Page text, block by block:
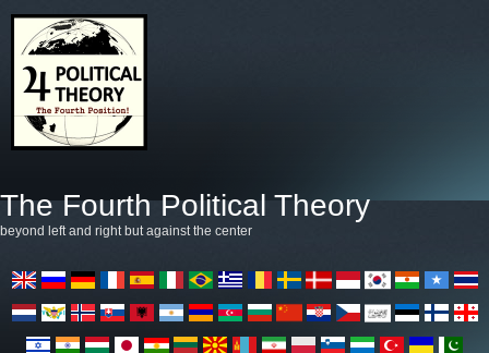
The Fourth Political Theory
beyond left and right but against the center